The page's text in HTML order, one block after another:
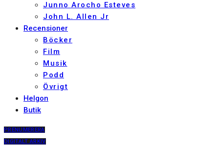
Junno Arocho Esteves
John L. Allen Jr
Recensioner
Böcker
Film
Musik
Podd
Övrigt
Helgon
Butik
PRENUMERERA
DIGITALT ARKIV